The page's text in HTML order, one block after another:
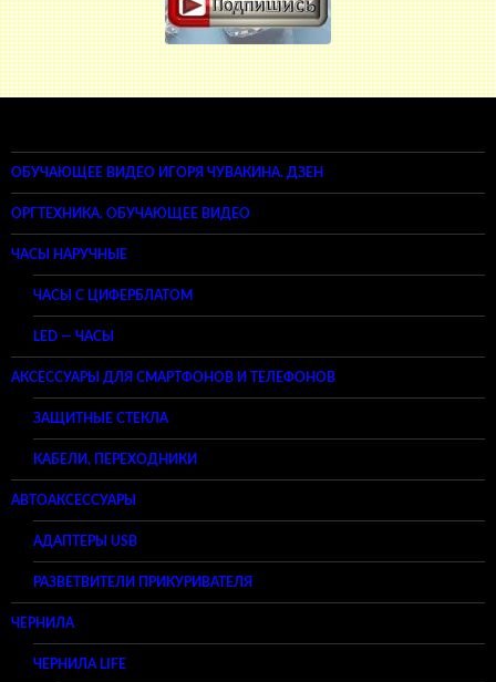
ОБУЧАЮЩЕЕ ВИДЕО ИГОРЯ ЧУВАКИНА. ДЗЕН
ОРГТЕХНИКА. ОБУЧАЮЩЕЕ ВИДЕО
ЧАСЫ НАРУЧНЫЕ
ЧАСЫ С ЦИФЕРБЛАТОМ
LED — ЧАСЫ
АКСЕССУАРЫ ДЛЯ СМАРТФОНОВ И ТЕЛЕФОНОВ
ЗАЩИТНЫЕ СТЕКЛА
КАБЕЛИ, ПЕРЕХОДНИКИ
АВТОАКСЕССУАРЫ
АДАПТЕРЫ USB
РАЗВЕТВИТЕЛИ ПРИКУРИВАТЕЛЯ
ЧЕРНИЛА
ЧЕРНИЛА LIFE